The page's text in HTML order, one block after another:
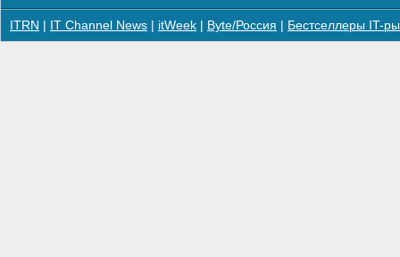
ITRN IT Channel News itWeek Byte/Россия Бестселлеры IT-